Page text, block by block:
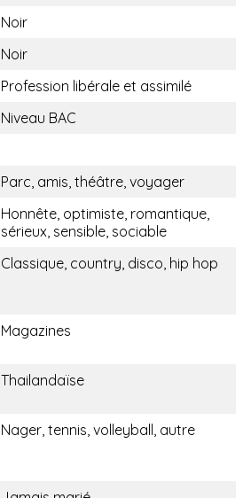
Noir
Noir
Profession libérale et assimilé
Niveau BAC
Parc, amis, théâtre, voyager
Honnête, optimiste, romantique,
sérieux, sensible, sociable
Classique, country, disco, hip hop
Magazines
Thailandaïse
Nager, tennis, volleyball, autre